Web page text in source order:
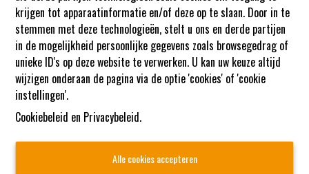
krijgen tot apparaatinformatie en/of deze op te slaan. Door in te
stemmen met deze technologieën, stelt u ons en derde partijen
in de mogelijkheid persoonlijke gegevens zoals browsegedrag of
unieke ID's op deze website te verwerken. U kan uw keuze altijd
wijzigen onderaan de pagina via de optie 'cookies' of 'cookie
instellingen'.
Cookiebeleid en Privacybeleid.
Alle cookies accepteren